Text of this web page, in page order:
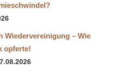
Wiedervereinigung – Wie
opferte!